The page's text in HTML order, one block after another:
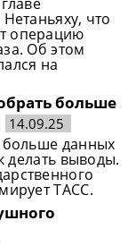
что
операцию
Об этом
на
больше
14.09.25
больше данных
делать выводы.
ТАСС.